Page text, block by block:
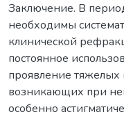
Заключение. В
необходимы
клинической
постоянное
проявление тяжелых
возникающих при
особенно